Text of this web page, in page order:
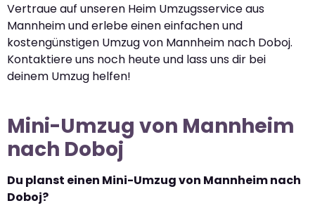
Vertraue auf unseren Heim Umzugsservice aus
Mannheim und erlebe einen einfachen und
kostengünstigen Umzug von Mannheim nach Doboj.
Kontaktiere uns noch heute und lass uns dir bei
deinem Umzug helfen!
Mini-Umzug von Mannheim
nach Doboj
Du planst einen Mini-Umzug von Mannheim nach
Doboj?